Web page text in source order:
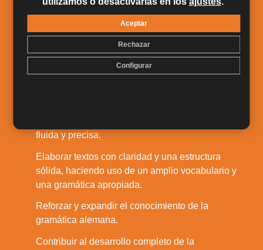
Salidas Profesionales
1. Ser capaz de adaptar el discurso a diversos
contextos y registros lingüísticos.
Comprender textos complejos, incluso en
3. fluida y precisa.
Elaborar textos con claridad y una estructura
sólida, haciendo uso de un amplio vocabulario y
una gramática apropiada.
Reforzar y expandir el conocimiento de la
gramática alemana.
Contribuir al desarrollo completo de la
Aceptar
Rechazar
Configurar